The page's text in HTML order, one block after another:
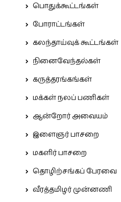
பொதுக்கூட்டங்கள்
போராட்டங்கள்
கலந்தாய்வுக் கூட்டங்கள்
நினைவேந்தல்கள்
கருத்தரங்கங்கள்
மக்கள் நலப் பணிகள்
ஆன்றோர் அவையம்
இளைஞர் பாசறை
மகளிர் பாசறை
தொழிற்சங்கப் பேரவை
வீரத்தமிழர் முன்னணி